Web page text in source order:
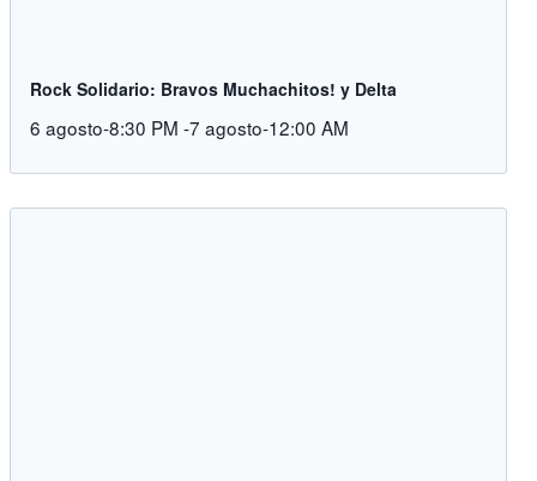
Rock Solidario: Bravos Muchachitos! y Delta
6 agosto-8:30 PM -7 agosto-12:00 AM